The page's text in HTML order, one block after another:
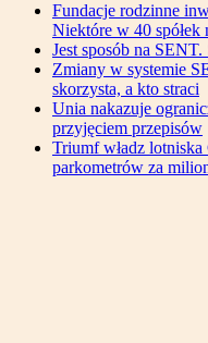
Fundacje rodzinne
Niektóre w 40 spółek
Jest sposób na
Zmiany w systemie
skorzysta, a kto straci
Unia nakazuje
przyjęciem przepisów
Triumf władz
parkometrów za